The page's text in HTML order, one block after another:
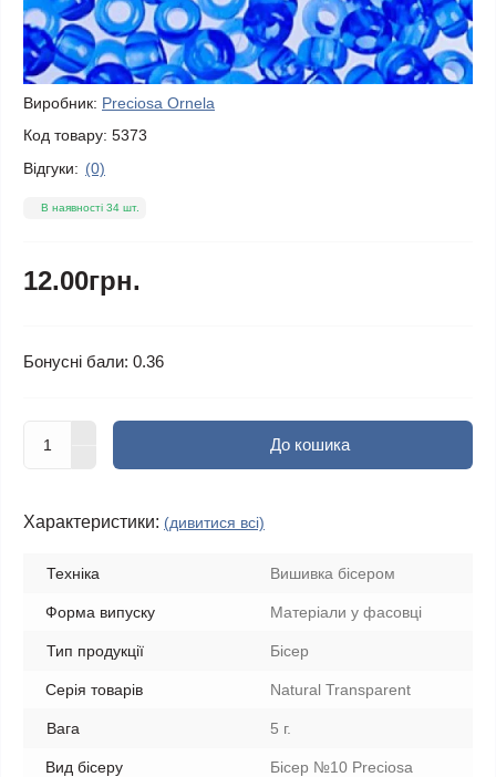
Виробник: Preciosa Ornela
Код товару: 5373
Відгуки: (0)
В наявності 34 шт.
12.00грн.
Бонусні бали: 0.36
До кошика
Характеристики: (дивитися всі)
Техніка Вишивка бісером
Форма випуску Матеріали у фасовці
Тип продукції Бісер
Серія товарів Natural Transparent
Вага 5 г.
Вид бісеру Бісер №10 Preciosa